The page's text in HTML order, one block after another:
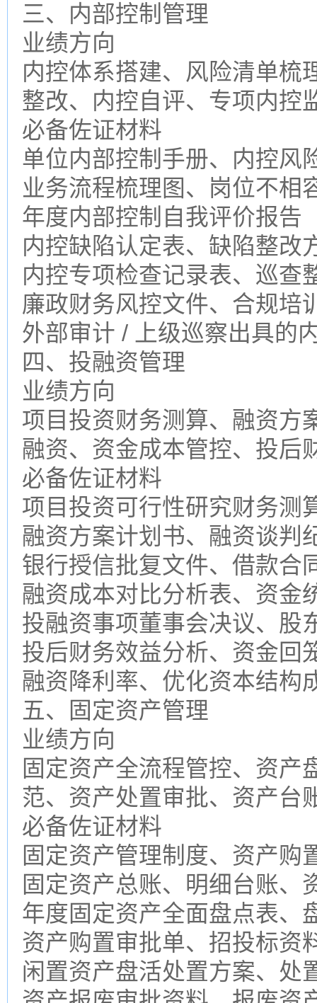
三、内部控制管理
业绩方向
内控体系搭建、风险清单梳
整改、内控自评、专项内控
必备佐证材料
单位内部控制手册、内控风
业务流程梳理图、岗位不相
年度内部控制自我评价报告
内控缺陷认定表、缺陷整改
内控专项检查记录表、巡查
廉政财务风控文件、合规培
外部审计 / 上级巡察出具的
四、投融资管理
业绩方向
项目投资财务测算、融资方
融资、资金成本管控、投后
必备佐证材料
项目投资可行性研究财务测
融资方案计划书、融资谈判
银行授信批复文件、借款合
融资成本对比分析表、资金
投融资事项董事会决议、股
投后财务效益分析、资金回
融资降利率、优化资本结构
五、固定资产管理
业绩方向
固定资产全流程管控、资产
范、资产处置审批、资产台
必备佐证材料
固定资产管理制度、资产购
固定资产总账、明细台账、
年度固定资产全面盘点表、
资产购置审批单、招投标资
闲置资产盘活处置方案、处